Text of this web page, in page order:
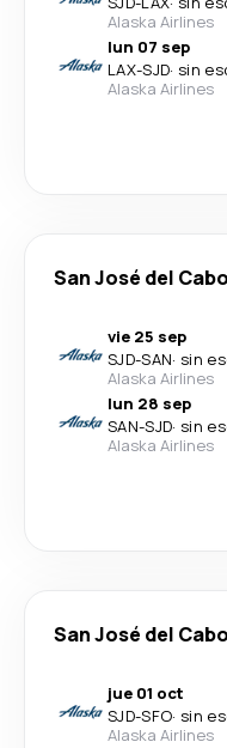
Alaska Airlines
lun 07 sep
LAX-SJD· sin
Alaska Airlines
San José del Cabo
vie 25 sep
SJD-SAN· sin
Alaska Airlines
lun 28 sep
SAN-SJD· sin
Alaska Airlines
San José del Cabo
jue 01 oct
SJD-SFO· sin
Alaska Airlines